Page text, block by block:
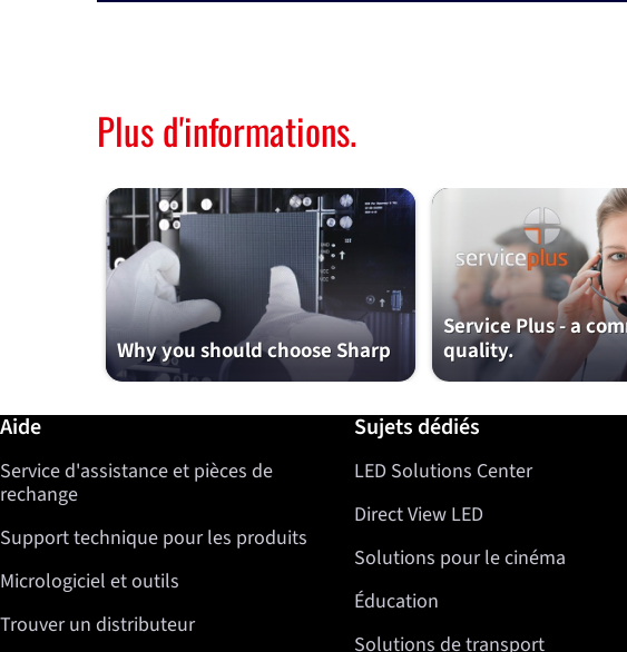
Plus d'informations.
Why you should choose Sharp
Service Plus - a
quality.
Informations complémentaires / Aide
Aide
Service d'assistance et pièces de
rechange
Support technique pour les produits
Micrologiciel et outils
Trouver un distributeur
Sujets dédiés
LED Solutions Center
Direct View LED
Solutions pour le cinéma
Éducation
Solutions de transport